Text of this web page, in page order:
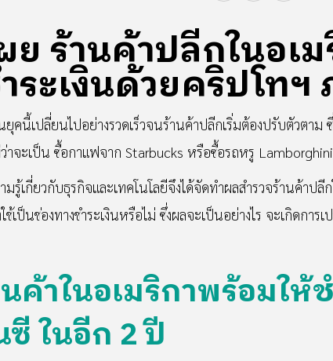
ย ร้านค้าปลีกในอเ
ะเงินด้วยคริปโทฯ
ยุคนี้เปลี่ยนไปอย่างรวดเร็วจนร้านค้าปลีกเริ่มต้องปรับตัวตาม
าจะเป็น ซื้อกาแฟจาก Starbucks หรือซื้อรถหรู
เกี่ยวกับธุรกิจและเทคโนโลยีจึงได้จัดทำผลสำรวจร้านค้าปลี
ช้เป็นช่องทางชำระเงินหรือไม่ ซึ่งผลจะเป็นอย่างไร จะเกิดกา
ค้าในอเมริกาพร้อมให้
ซี ในอีก 2 ปี